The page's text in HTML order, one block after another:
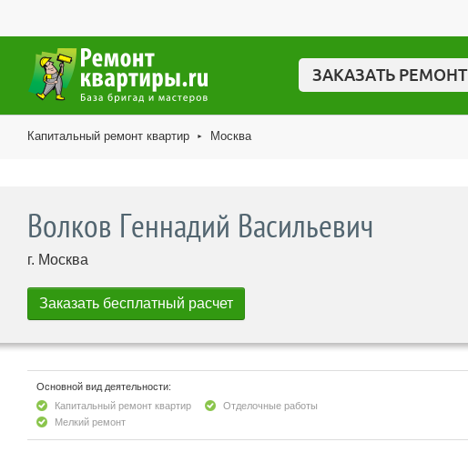
ЗАКАЗАТЬ РЕМОНТ
Капитальный ремонт квартир ► Москва
Волков Геннадий Васильевич
г. Москва
Основной вид деятельности:
Капитальный ремонт квартир
Отделочные работы
Мелкий ремонт